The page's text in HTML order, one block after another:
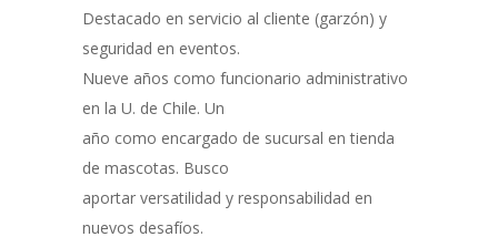
Destacado en servicio al cliente (garzón) y
seguridad en eventos.
Nueve años como funcionario administrativo
en la U. de Chile. Un
año como encargado de sucursal en tienda
de mascotas. Busco
aportar versatilidad y responsabilidad en
nuevos desafíos.